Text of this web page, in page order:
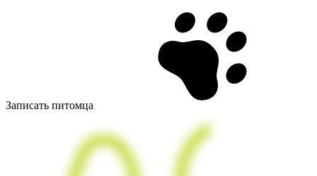
Записать питомца